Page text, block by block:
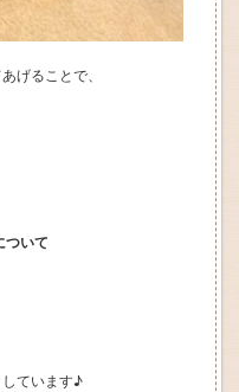
げることで、
ついて
ています♪